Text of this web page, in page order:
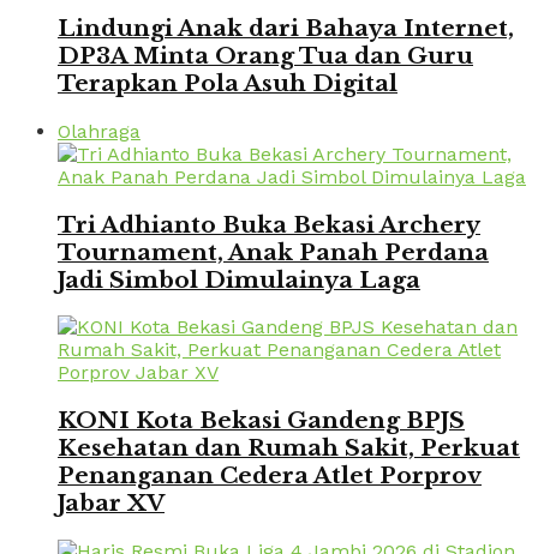
Lindungi Anak dari Bahaya Internet,
DP3A Minta Orang Tua dan Guru
Terapkan Pola Asuh Digital
Olahraga
Tri Adhianto Buka Bekasi Archery
Tournament, Anak Panah Perdana
Jadi Simbol Dimulainya Laga
KONI Kota Bekasi Gandeng BPJS
Kesehatan dan Rumah Sakit, Perkuat
Penanganan Cedera Atlet Porprov
Jabar XV